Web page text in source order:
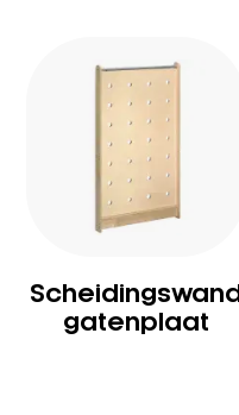
Scheidingswand
gatenplaat